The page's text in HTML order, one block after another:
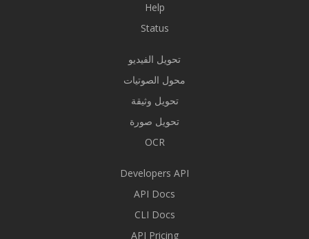
Help
Status
تحويل الفيديو
محول الصوتيات
تحويل وثيقة
تحويل صورة
OCR
Developers API
API Docs
CLI Docs
API Pricing